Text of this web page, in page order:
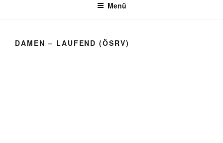
Menü
DAMEN – LAUFEND (ÖSRV)